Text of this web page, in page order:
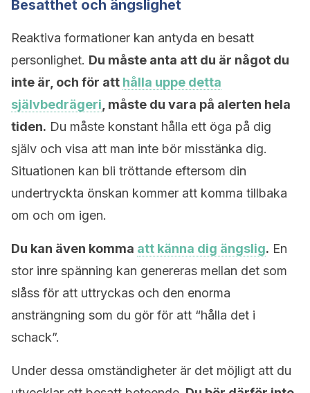
Besatthet och ängslighet
Reaktiva formationer kan antyda en besatt
personlighet. Du måste anta att du är något du
inte är, och för att hålla uppe detta
självbedrägeri , måste du vara på alerten hela
tiden. Du måste konstant hålla ett öga på dig
själv och visa att man inte bör misstänka dig.
Situationen kan bli tröttande eftersom din
undertryckta önskan kommer att komma tillbaka
om och om igen.
Du kan även komma att känna dig ängslig. En
stor inre spänning kan genereras mellan det som
slåss för att uttryckas och den enorma
ansträngning som du gör för att “hålla det i
schack”.
Under dessa omständigheter är det möjligt att du